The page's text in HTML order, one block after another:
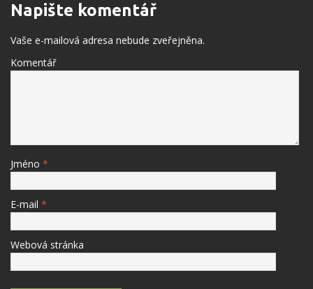
Napište komentář
Vaše e-mailová adresa nebude zveřejněna.
Komentář
Jméno *
E-mail *
Webová stránka